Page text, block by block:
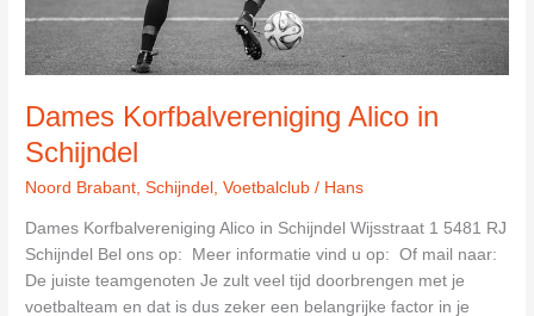
Dames Korfbalvereniging Alico in
Schijndel
Noord Brabant,Schijndel ,Voetbalclub / Hans
Dames Korfbalvereniging Alico in Schijndel Wijsstraat 1 5481 RJ
Schijndel Bel ons op: Meer informatie vind u op: Of mail naar:
De juiste teamgenoten Je zult veel tijd doorbrengen met je
voetbalteam en dat is dus zeker een belangrijke factor in je